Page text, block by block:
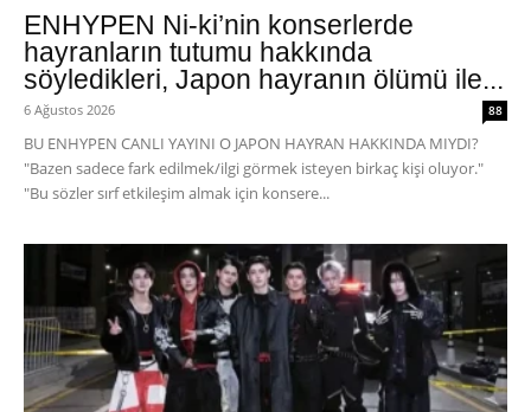
ENHYPEN Ni-ki’nin konserlerde
hayranların tutumu hakkında
söyledikleri, Japon hayranın ölümü ile...
6 Ağustos 2026 88
BU ENHYPEN CANLI YAYINI O JAPON HAYRAN HAKKINDA MIYDI?
"Bazen sadece fark edilmek/ilgi görmek isteyen birkaç kişi oluyor."
"Bu sözler sırf etkileşim almak için konsere...